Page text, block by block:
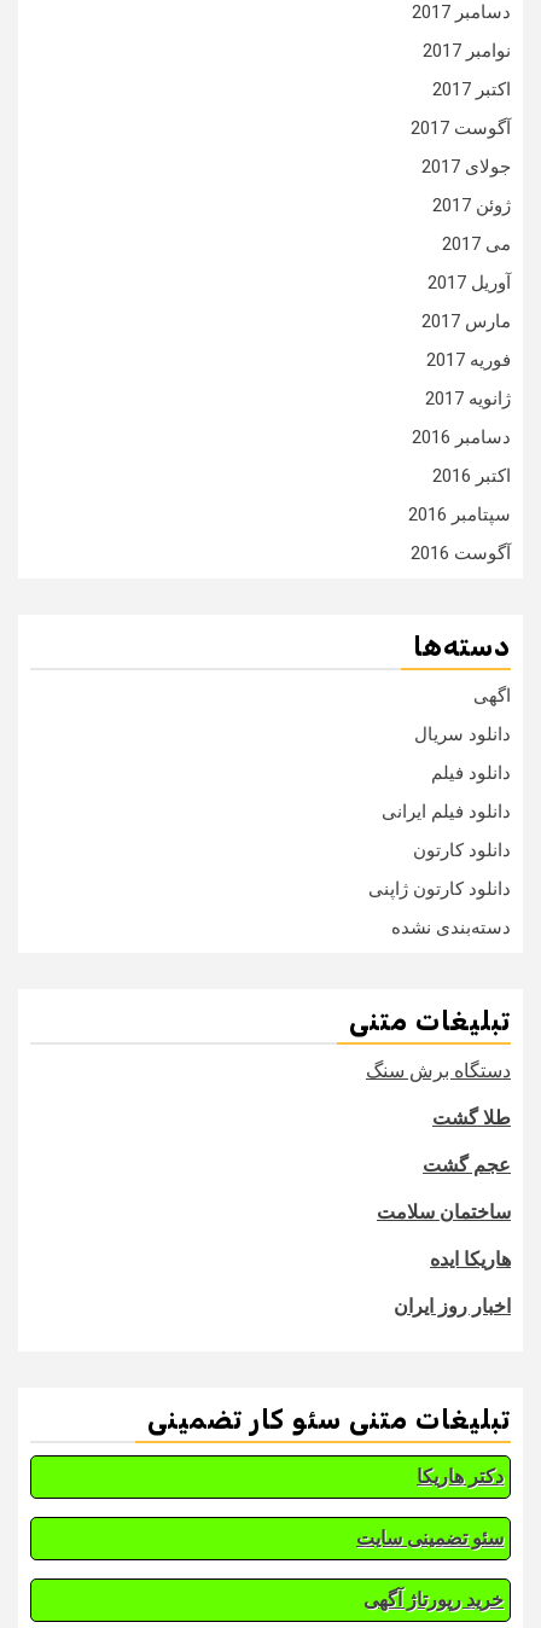
دسامبر 2017
نوامبر 2017
اکتبر 2017
آگوست 2017
جولای 2017
ژوئن 2017
می 2017
آوریل 2017
مارس 2017
فوریه 2017
ژانویه 2017
دسامبر 2016
اکتبر 2016
سپتامبر 2016
آگوست 2016
دسته‌ها
اگهی
دانلود سریال
دانلود فیلم
دانلود فیلم ایرانی
دانلود کارتون
دانلود کارتون ژاپنی
دسته‌بندی نشده
تبلیغات متنی
دستگاه برش سنگ
طلا گشت
عجم گشت
ساختمان سلامت
هاریکا ایده
اخبار روز ایران
تبلیغات متنی سئو کار تضمینی
دکتر هاریکا
سئو تضمینی سایت
خرید رپورتاژ آگهی